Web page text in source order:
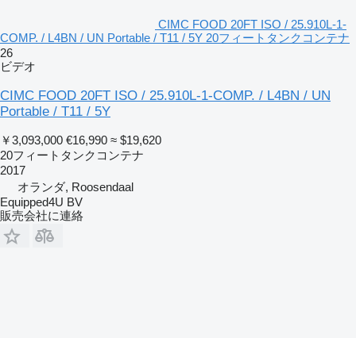
CIMC FOOD 20FT ISO / 25.910L-1-
COMP. / L4BN / UN Portable / T11 / 5Y 20フィートタンクコンテナ
26
ビデオ
CIMC FOOD 20FT ISO / 25.910L-1-COMP. / L4BN / UN
Portable / T11 / 5Y
￥3,093,000 €16,990 ≈ $19,620
20フィートタンクコンテナ
2017
オランダ, Roosendaal
Equipped4U BV
販売会社に連絡